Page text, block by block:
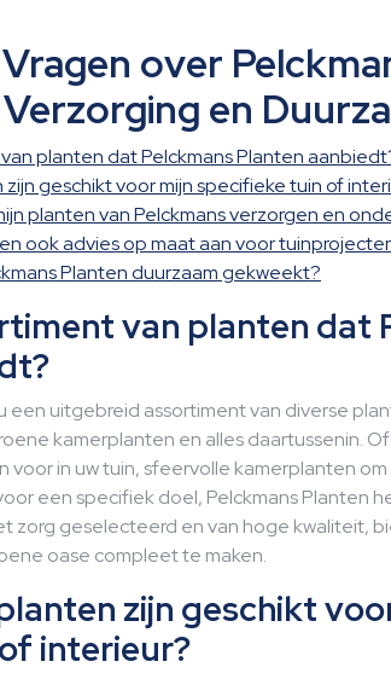
over
en
planten dat Pelckmans Planten
geschikt voor mijn specifieke tuin of
planten van Pelckmans verzorgen en
ook advies op maat aan voor
Planten duurzaam gekweekt?
van planten dat
een uitgebreid assortiment van diverse
kamerplanten en alles daartussenin.
in uw tuin, sfeervolle kamerplanten
een specifiek doel, Pelckmans Planten
zorg geselecteerd en van hoge kwaliteit,
oase compleet te maken.
zijn geschikt
interieur?